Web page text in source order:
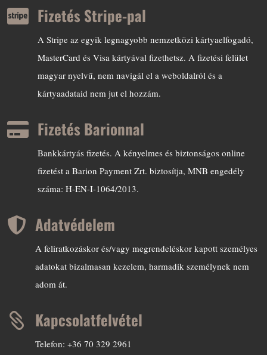
 Fizetés Stripe-pal
A Stripe az egyik legnagyobb nemzetközi kártyaelfogadó,
MasterCard és Visa kártyával fizethetsz. A fizetési felület
magyar nyelvű, nem navigál el a weboldalról és a
kártyaadataid nem jut el hozzám.
 Fizetés Barionnal
Bankkártyás fizetés. A kényelmes és biztonságos online
fizetést a Barion Payment Zrt. biztosítja, MNB engedély
száma: H-EN-I-1064/2013.
 Adatvédelem
A feliratkozáskor és/vagy megrendeléskor kapott személyes
adatokat bizalmasan kezelem, harmadik személynek nem
adom át.
 Kapcsolatfelvétel
Telefon: +36 70 329 2961